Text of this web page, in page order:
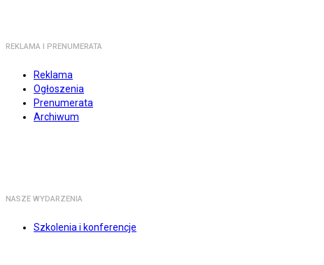
REKLAMA I PRENUMERATA
Reklama
Ogłoszenia
Prenumerata
Archiwum
NASZE WYDARZENIA
Szkolenia i konferencje